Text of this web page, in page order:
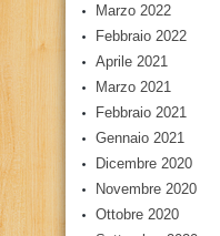
Marzo 2022
Febbraio 2022
Aprile 2021
Marzo 2021
Febbraio 2021
Gennaio 2021
Dicembre 2020
Novembre 2020
Ottobre 2020